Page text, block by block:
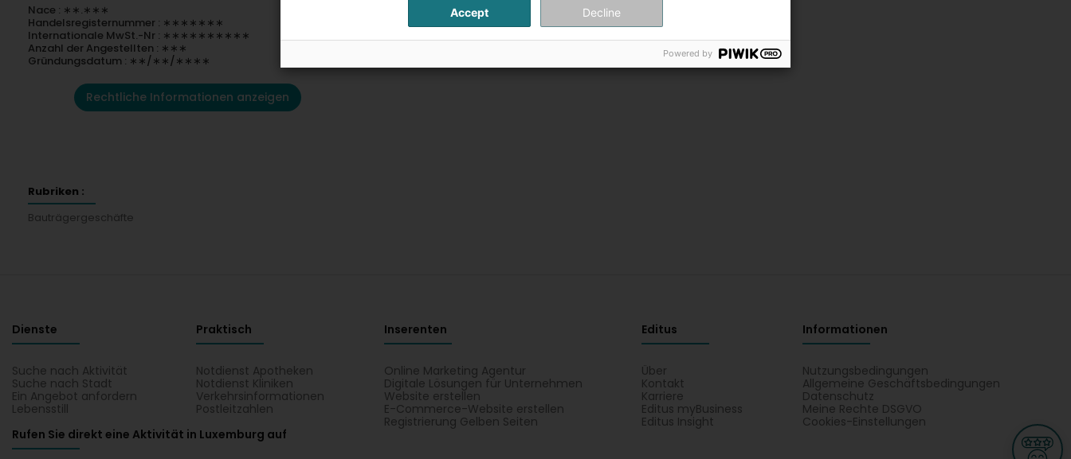
Nace : ∗∗.∗∗∗
Handelsregisternummer : ∗∗∗∗∗∗∗
Internationale MwSt.-Nr : ∗∗∗∗∗∗∗∗∗∗
Anzahl der Angestellten : ∗∗∗
Gründungsdatum : ∗∗/∗∗/∗∗∗∗
Rechtliche Informationen anzeigen
Rubriken :
Bauträgergeschäfte
Dienste
Suche nach Aktivität
Suche nach Stadt
Ein Angebot anfordern
Lebensstill
Praktisch
Notdienst Apotheken
Notdienst Kliniken
Verkehrsinformationen
Postleitzahlen
Inserenten
Online Marketing Agentur
Digitale Lösungen für Unternehmen
Website erstellen
E-Commerce-Website erstellen
Registrierung Gelben Seiten
Editus
Über
Kontakt
Karriere
Editus myBusiness
Editus Insight
Informationen
Nutzungsbedingungen
Allgemeine Geschäftsbedingungen
Datenschutz
Meine Rechte DSGVO
Cookies-Einstellungen
Rufen Sie direkt eine Aktivität in Luxemburg auf
Accept Decline
Powered by